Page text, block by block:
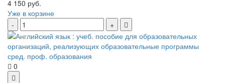
4 150 руб.
Уже в корзине
0